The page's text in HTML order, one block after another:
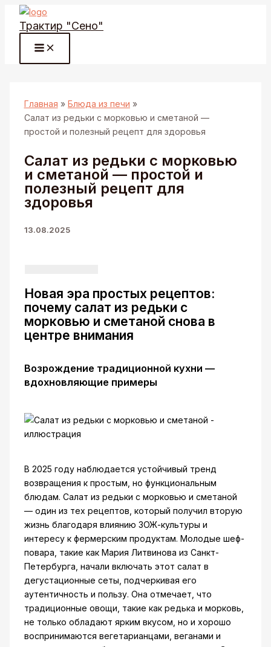
Перейти
Трактир "Сено"
Главная
Блюда из печи
Салат из редьки с морковью и сметаной —
простой и полезный рецепт для здоровья
Салат из редьки с морковью
и сметаной — простой и
полезный рецепт для
здоровья
13.08.2025
Новая эра простых рецептов:
почему салат из редьки с
морковью и сметаной снова в
центре внимания
Возрождение традиционной кухни —
вдохновляющие примеры
В 2025 году наблюдается устойчивый тренд
возвращения к простым, но функциональным
блюдам. Салат из редьки с морковью и сметаной
— один из тех рецептов, который получил вторую
жизнь благодаря влиянию ЗОЖ-культуры и
интересу к фермерским продуктам. Молодые шеф-
повара, такие как Мария Литвинова из Санкт-
Петербурга, начали включать этот салат в
дегустационные сеты, подчеркивая его
аутентичность и пользу. Она отмечает, что
традиционные овощи, такие как редька и морковь,
не только обладают ярким вкусом, но и хорошо
воспринимаются вегетарианцами, веганами и